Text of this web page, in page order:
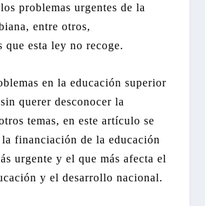
problemas urgentes de la
entre otros,
que esta ley no recoge.
en la educación superior
querer desconocer la
temas, en este artículo se
financiación de la educación
urgente y el que más afecta el
y el desarrollo nacional.